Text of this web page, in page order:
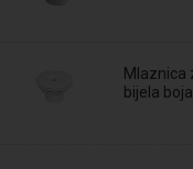
Mlaznica
bijela boja,